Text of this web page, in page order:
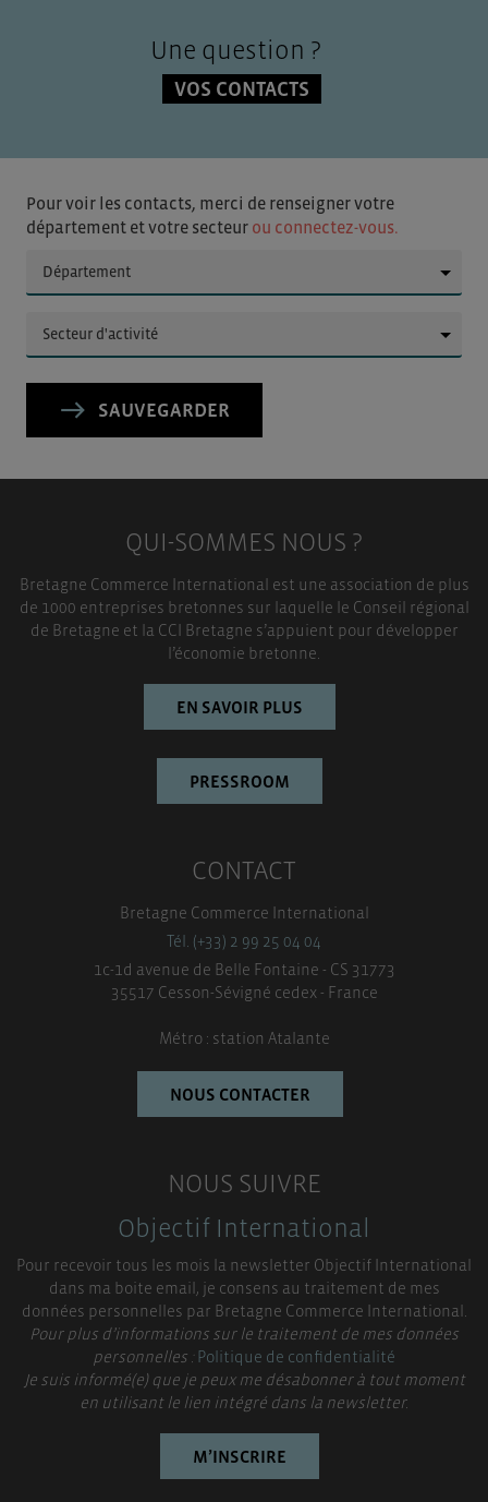
Une question ?
VOS CONTACTS
Pour voir les contacts, merci de renseigner votre
département et votre secteur ou connectez-vous.
SAUVEGARDER
QUI-SOMMES NOUS ?
Bretagne Commerce International est une association de plus
de 1000 entreprises bretonnes sur laquelle le Conseil régional
de Bretagne et la CCI Bretagne s’appuient pour développer
l’économie bretonne.
EN SAVOIR PLUS
PRESSROOM
CONTACT
Bretagne Commerce International
Tél. (+33) 2 99 25 04 04
1c-1d avenue de Belle Fontaine - CS 31773
35517 Cesson-Sévigné cedex - France
Métro : station Atalante
NOUS CONTACTER
NOUS SUIVRE
Objectif International
Pour recevoir tous les mois la newsletter Objectif International
dans ma boite email, je consens au traitement de mes
données personnelles par Bretagne Commerce International.
Pour plus d’informations sur le traitement de mes données
personnelles :Politique de confidentialité
Je suis informé(e) que je peux me désabonner à tout moment
en utilisant le lien intégré dans la newsletter.
M’INSCRIRE